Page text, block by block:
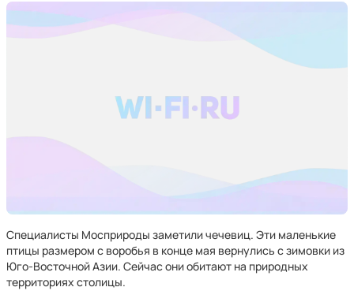
Специалисты Мосприроды заметили чечевиц. Эти маленькие
птицы размером с воробья в конце мая вернулись с зимовки из
Юго-Восточной Азии. Сейчас они обитают на природных
территориях столицы.